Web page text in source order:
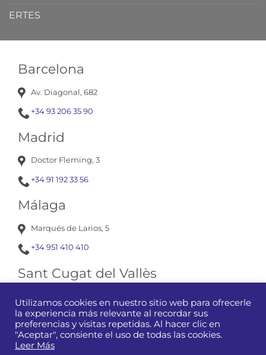
Barcelona
Av. Diagonal, 682
+34 93 206 35 90
Madrid
Doctor Fleming, 3
+34 91 192 33 56
Málaga
Marqués de Larios, 5
+34 951 410 410
Sant Cugat del Vallès
+34 93 675 12 01
ERTES
Utilizamos cookies en nuestro sitio web para ofrecerle
la experiencia más relevante al recordar sus
preferencias y visitas repetidas. Al hacer clic en
"Aceptar", consiente el uso de todas las cookies.
Leer Más